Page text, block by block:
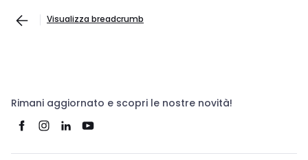
Visualizza breadcrumb
Rimani aggiornato e scopri le nostre novità!